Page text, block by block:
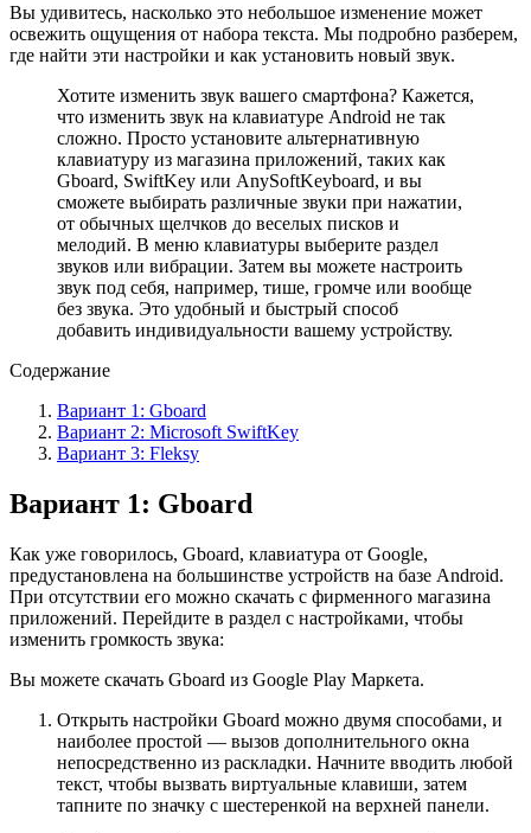
Вы удивитесь, насколько это небольшое изменение может
освежить ощущения от набора текста. Мы подробно разберем,
где найти эти настройки и как установить новый звук.
Хотите изменить звук вашего смартфона? Кажется,
что изменить звук на клавиатуре Android не так
сложно. Просто установите альтернативную
клавиатуру из магазина приложений, таких как
Gboard, SwiftKey или AnySoftKeyboard, и вы
сможете выбирать различные звуки при нажатии,
от обычных щелчков до веселых писков и
мелодий. В меню клавиатуры выберите раздел
звуков или вибрации. Затем вы можете настроить
звук под себя, например, тише, громче или вообще
без звука. Это удобный и быстрый способ
добавить индивидуальности вашему устройству.
Содержание
Вариант 1: Gboard
Вариант 2: Microsoft SwiftKey
Вариант 3: Fleksy
Вариант 1: Gboard
Как уже говорилось, Gboard, клавиатура от Google,
предустановлена на большинстве устройств на базе Android.
При отсутствии его можно скачать с фирменного магазина
приложений. Перейдите в раздел с настройками, чтобы
изменить громкость звука:
Вы можете скачать Gboard из Google Play Маркета.
Открыть настройки Gboard можно двумя способами, и
наиболее простой — вызов дополнительного окна
непосредственно из раскладки. Начните вводить любой
текст, чтобы вызвать виртуальные клавиши, затем
тапните по значку с шестеренкой на верхней панели.